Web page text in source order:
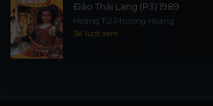
Đào Thái Lang (P3) 1989
Hoàng Tử Phượng Hoàng
3K lượt xem